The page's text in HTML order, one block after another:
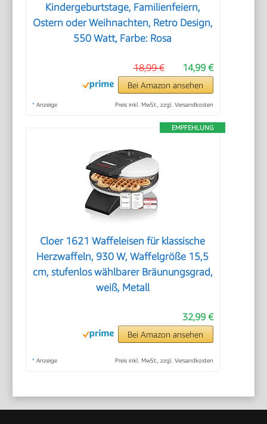
Kindergeburtstage, Familienfeiern,
Ostern oder Weihnachten, Retro Design,
550 Watt, Farbe: Rosa
14,99 €
18,99 €
Bei Amazon ansehen
* Anzeige Preis inkl. MwSt., zzgl. Versandkosten
EMPFEHLUNG
Cloer 1621 Waffeleisen für klassische
Herzwaffeln, 930 W, Waffelgröße 15,5
cm, stufenlos wählbarer Bräunungsgrad,
weiß, Metall
32,99 €
Bei Amazon ansehen
* Anzeige Preis inkl. MwSt., zzgl. Versandkosten